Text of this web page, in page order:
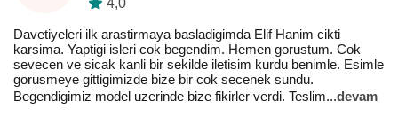
4,0
Davetiyeleri ilk arastirmaya basladigimda Elif Hanim cikti
karsima. Yaptigi isleri cok begendim. Hemen gorustum. Cok
sevecen ve sicak kanli bir sekilde iletisim kurdu benimle. Esimle
gorusmeye gittigimizde bize bir cok secenek sundu.
Begendigimiz model uzerinde bize fikirler verdi. Teslim...devam